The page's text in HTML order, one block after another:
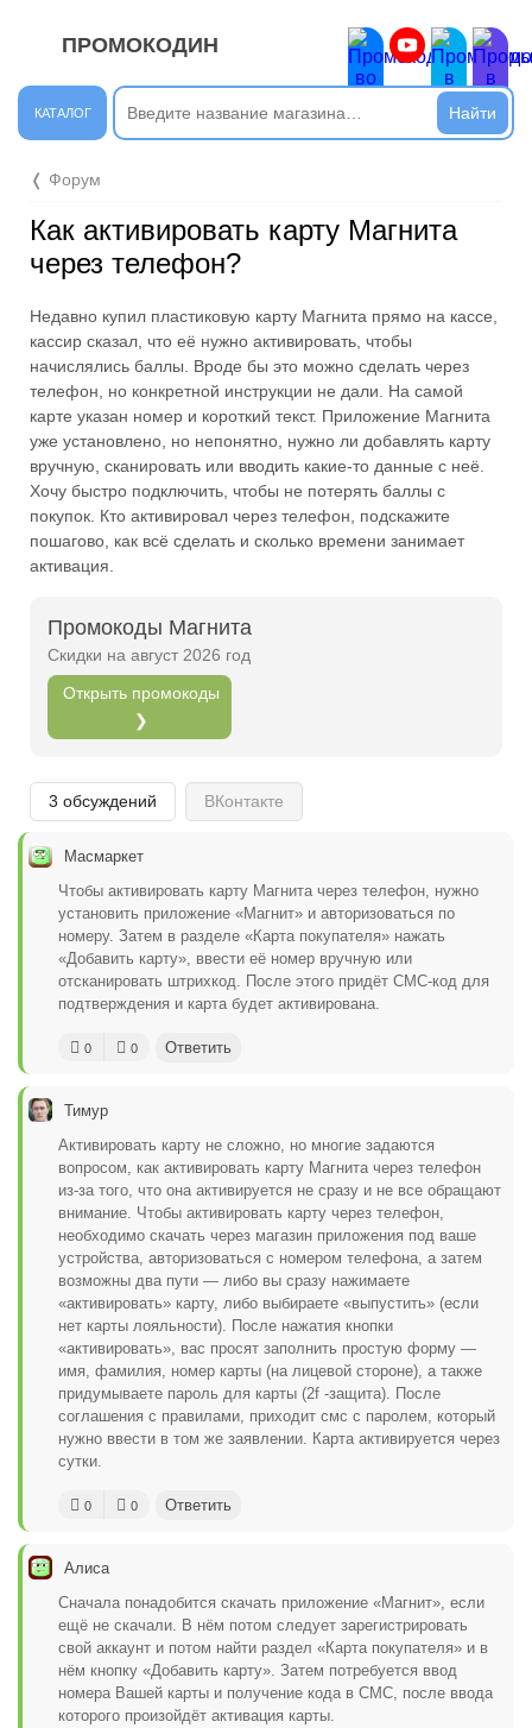
ПРОМОКОДИН
КАТАЛОГ
❬ Форум
Как активировать карту Магнита
через телефон?
Недавно купил пластиковую карту Магнита прямо на кассе,
кассир сказал, что её нужно активировать, чтобы
начислялись баллы. Вроде бы это можно сделать через
телефон, но конкретной инструкции не дали. На самой
карте указан номер и короткий текст. Приложение Магнита
уже установлено, но непонятно, нужно ли добавлять карту
вручную, сканировать или вводить какие-то данные с неё.
Хочу быстро подключить, чтобы не потерять баллы с
покупок. Кто активировал через телефон, подскажите
пошагово, как всё сделать и сколько времени занимает
активация.
Промокоды Магнита
Скидки на август 2026 год
Открыть промокоды
❯
3 обсуждений ВКонтакте
Масмаркет
Чтобы активировать карту Магнита через телефон, нужно
установить приложение «Магнит» и авторизоваться по
номеру. Затем в разделе «Карта покупателя» нажать
«Добавить карту», ввести её номер вручную или
отсканировать штрихкод. После этого придёт СМС-код для
подтверждения и карта будет активирована.
0 0 Ответить
Тимур
Активировать карту не сложно, но многие задаются
вопросом, как активировать карту Магнита через телефон
из-за того, что она активируется не сразу и не все обращают
внимание. Чтобы активировать карту через телефон,
необходимо скачать через магазин приложения под ваше
устройства, авторизоваться с номером телефона, а затем
возможны два пути — либо вы сразу нажимаете
«активировать» карту, либо выбираете «выпустить» (если
нет карты лояльности). После нажатия кнопки
«активировать», вас просят заполнить простую форму —
имя, фамилия, номер карты (на лицевой стороне), а также
придумываете пароль для карты (2f -защита). После
соглашения с правилами, приходит смс с паролем, который
нужно ввести в том же заявлении. Карта активируется через
сутки.
0 0 Ответить
Алиса
Сначала понадобится скачать приложение «Магнит», если
ещё не скачали. В нём потом следует зарегистрировать
свой аккаунт и потом найти раздел «Карта покупателя» и в
нём кнопку «Добавить карту». Затем потребуется ввод
номера Вашей карты и получение кода в СМС, после ввода
которого произойдёт активация карты.
Новые сообщения ЗАКРЫТЬ
найдёте интересные новости.
Открыть полностью
Подпишись на наш ТГ-канал и получай свежие акции и
промокоды каждый день!
Открыть полностью
Напиши комментарий и получи 50 рублей. Уже есть те,
кто пополнили баланс своего мобильного телефона.
Проверяй акции, делай видео-обзор и зарабатывайт
от 1000 рублей за одно видел.
Открыть полностью
Можешь предложить свои промокоды для публикации.
Открыть полностью